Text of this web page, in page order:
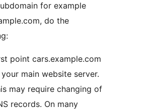
for example
do the
point cars.example.com
main website server.
may require changing of
records. On many